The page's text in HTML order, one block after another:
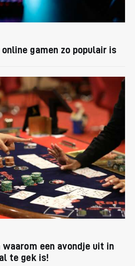
gamen zo populair is
een avondje uit in
te gek is!